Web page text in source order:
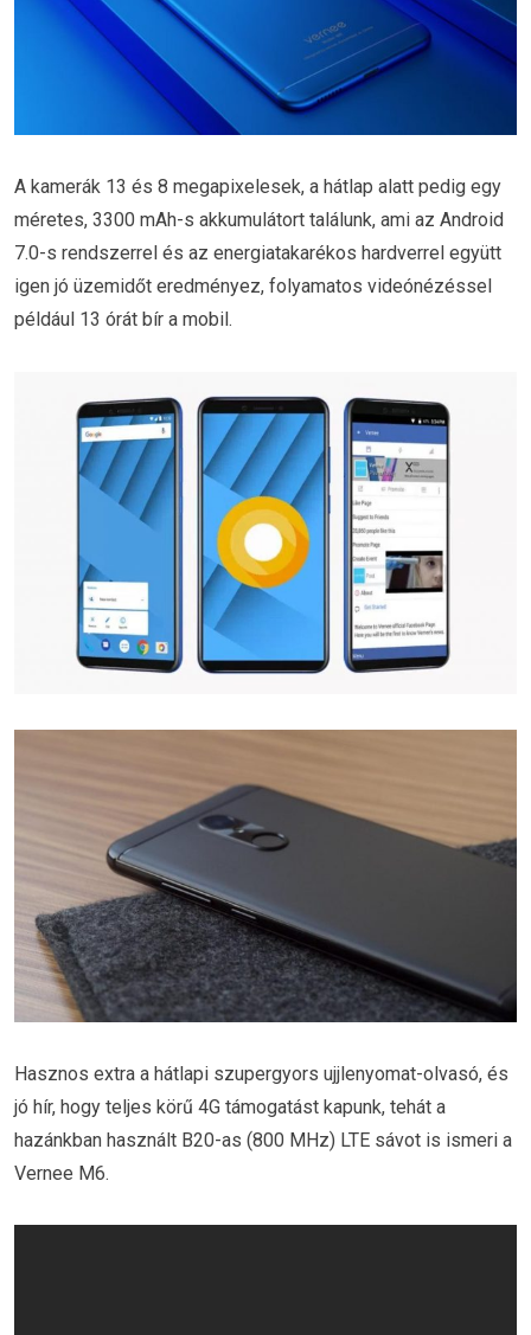
A kamerák 13 és 8 megapixelesek, a hátlap alatt pedig egy
méretes, 3300 mAh-s akkumulátort találunk, ami az Android
7.0-s rendszerrel és az energiatakarékos hardverrel együtt
igen jó üzemidőt eredményez, folyamatos videónézéssel
például 13 órát bír a mobil.
Hasznos extra a hátlapi szupergyors ujjlenyomat-olvasó, és
jó hír, hogy teljes körű 4G támogatást kapunk, tehát a
hazánkban használt B20-as (800 MHz) LTE sávot is ismeri a
Vernee M6.